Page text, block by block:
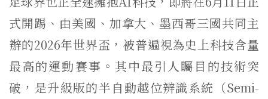
式開踢、由美國、加拿大、墨西哥三國共同主
辦的2026年世界盃，被普遍視為史上科技含量
最高的運動賽事。其中最引人矚目的技術突
破，是升級版的半自動越位辨識系統（Semi-